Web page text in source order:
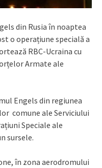
din Rusia în noaptea
o operațiune specială a
RBC-Ucraina cu
Armate ale
Engels din regiunea
comune ale Serviciului
Speciale ale
sursele.
în zona aerodromului